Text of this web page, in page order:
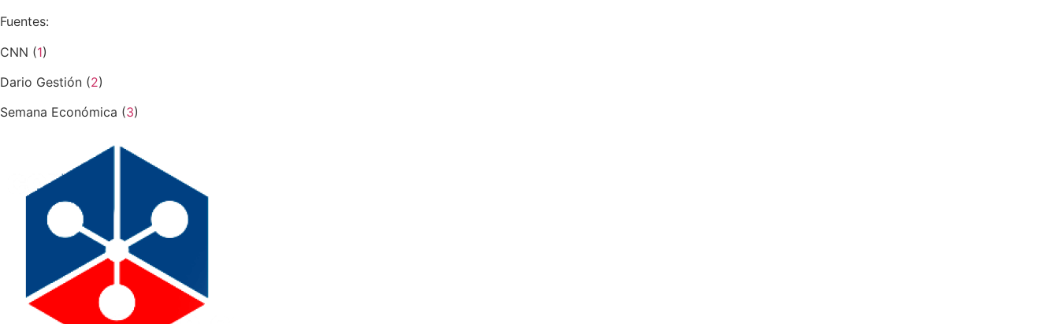
Fuentes:
CNN (1)
Dario Gestión (2)
Semana Económica (3)